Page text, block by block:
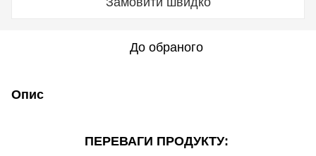
До обраного
Опис
ПЕРЕВАГИ ПРОДУКТУ: